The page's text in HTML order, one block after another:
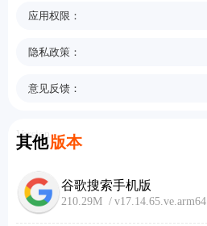
应用权限：
隐私政策：
意见反馈：
其他版本
Version
谷歌搜索手机版
210.29M v17.14.65.ve.arm64